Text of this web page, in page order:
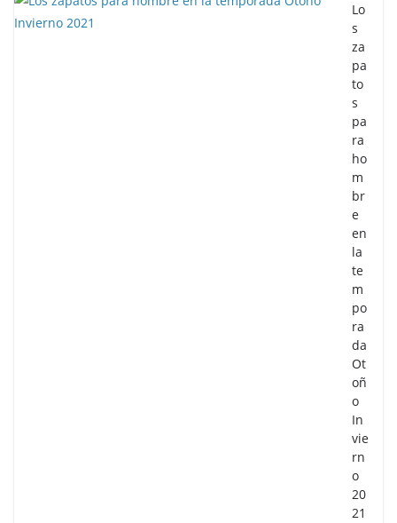
Lo
s
za
pa
to
s
pa
ra
ho
m
br
e
en
la
te
m
po
ra
da
Ot
oñ
o
In
vie
rn
o
20
21